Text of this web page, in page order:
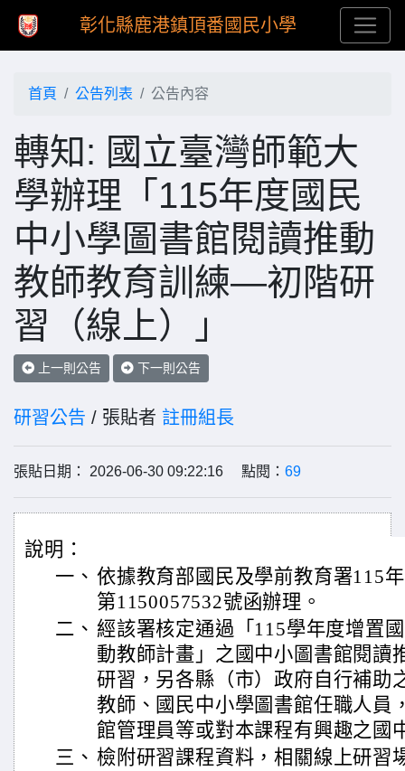
彰化縣鹿港鎮頂番國民小學
首頁 公告列表 公告內容
轉知: 國立臺灣師範大
學辦理「115年度國民
中小學圖書館閱讀推動
教師教育訓練—初階研
習（線上）」
上一則公告 下一則公告
研習公告 / 張貼者 註冊組長
張貼日期： 2026-06-30 09:22:16 點閱： 69
說明：
一、 依據教育部國民及學前教育署115
第1150057532號函辦理。
二、 經該署核定通過「115學年度增置
動教師計畫」之國中小圖書館閱讀
研習，另各縣（市）政府自行補助
教師、國民中小學圖書館任職人員
館管理員等或對本課程有興趣之國
三、 檢附研習課程資料，相關線上研習